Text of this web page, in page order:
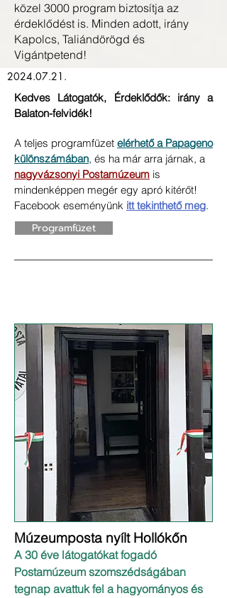
közel 3000 program biztosítja az
érdeklődést is. Minden adott, irány
Kapolcs, Taliándörögd és
Vigántpetend!
2024.07.21 .
Kedves Látogatók, Érdeklődők: irány a
Balaton-felvidék!
A teljes programfüzet elérhető a Papageno
különszámában, és ha már arra járnak, a
nagyvázsonyi Postamúzeum is
mindenképpen megér egy apró kitérőt!
Facebook eseményünk itt tekinthető meg.
Programfüzet
Múzeumposta nyílt Hollókőn
A 30 éve látogatókat fogadó
Postamúzeum szomszédságában
tegnap avattuk fel a hagyományos és